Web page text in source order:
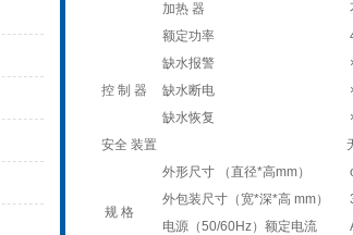
加热 器
额定功率
控 制 器
缺水报警
缺水断电
缺水恢复
安全 装置
规 格
外形尺寸 （直径*高mm）
外包装尺寸（宽*深*高 mm）
电源（50/60Hz）额定电流